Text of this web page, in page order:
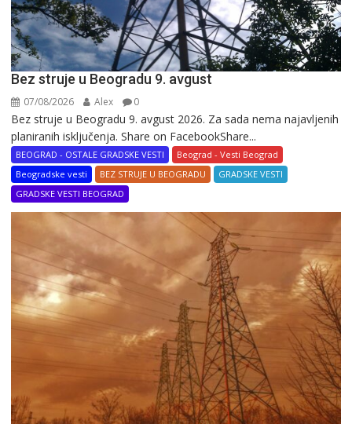
Bez struje u Beogradu 9. avgust
07/08/2026 Alex 0
Bez struje u Beogradu 9. avgust 2026. Za sada nema najavljenih
planiranih isključenja. Share on FacebookShare...
BEOGRAD - OSTALE GRADSKE VESTI
Beograd - Vesti Beograd
Beogradske vesti
BEZ STRUJE U BEOGRADU
GRADSKE VESTI
GRADSKE VESTI BEOGRAD